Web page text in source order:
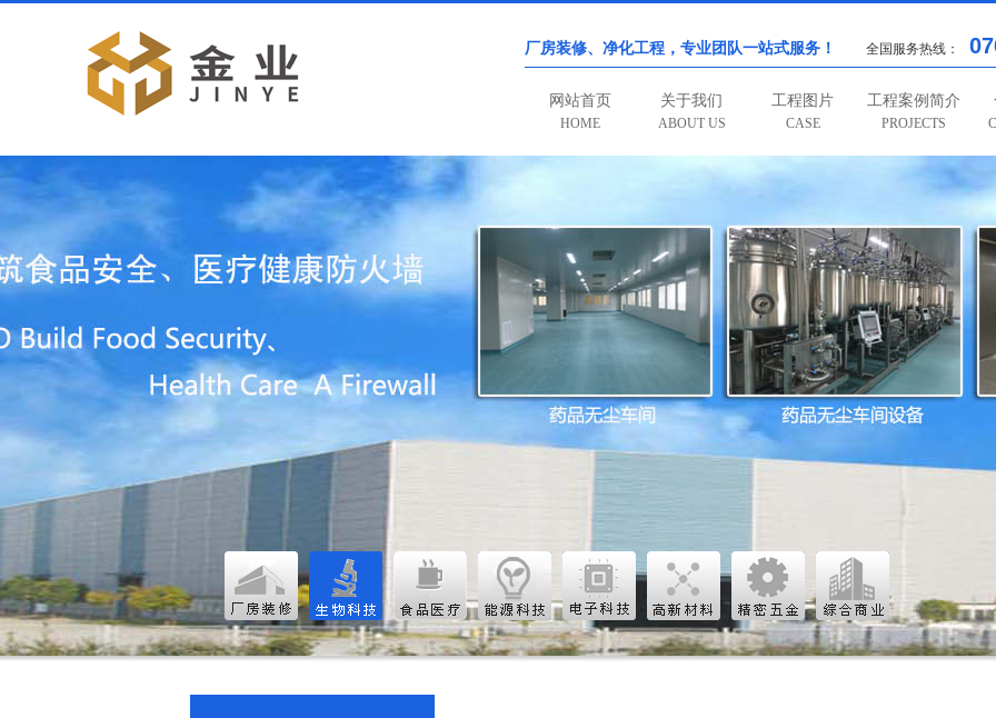
厂房装修、净化工程，专业团队一站式服务！ 全国服务热线：
网站首页
HOME
关于我们
ABOUT US
工程图片
CASE
工程案例简介
PROJECTS